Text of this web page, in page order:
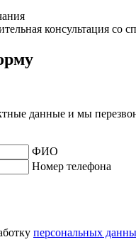
консультация со
данные и мы
ФИО
Номер телефона
персональных